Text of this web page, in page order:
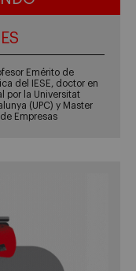
Emérito de
del IESE, doctor en
por la Universitat
(UPC) y Master
Empresas